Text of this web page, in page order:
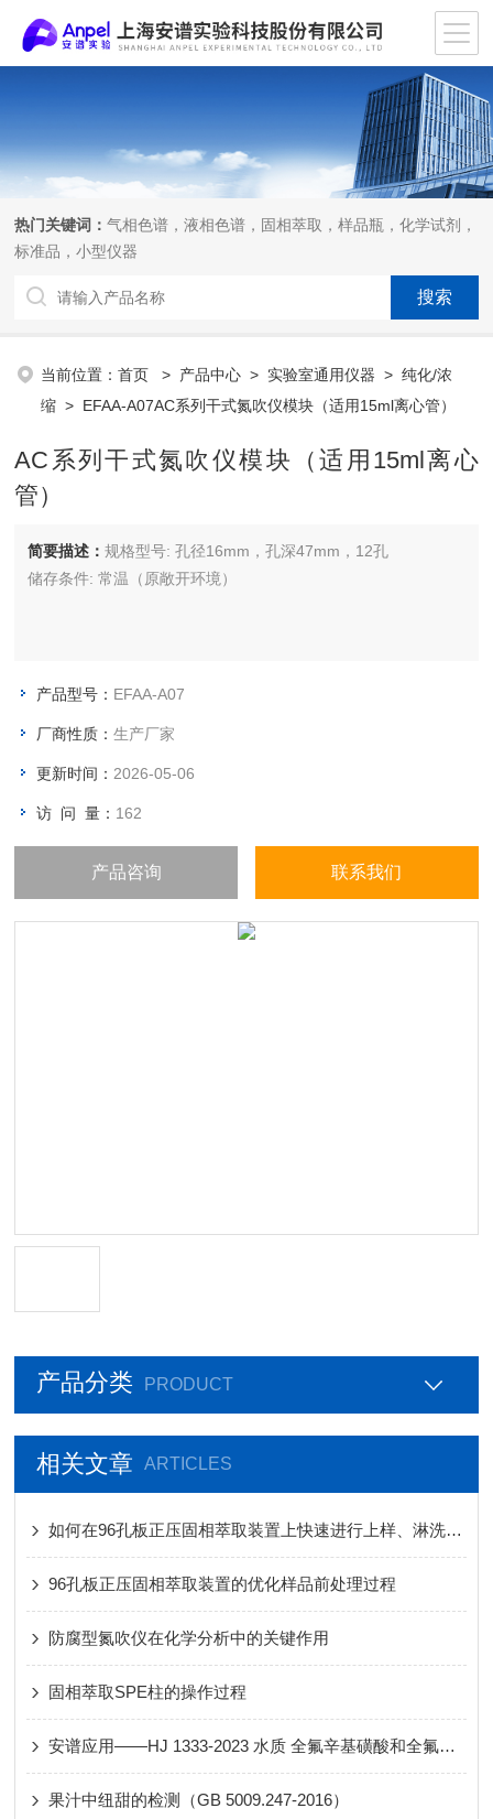
热门关键词：气相色谱，液相色谱，固相萃取，样品瓶，化学试剂，
标准品，小型仪器
当前位置：首页 > 产品中心 > 实验室通用仪器 >纯化/浓
缩 > EFAA-A07AC系列干式氮吹仪模块（适用15ml离心管）
AC系列干式氮吹仪模块（适用15ml离心
管）
简要描述：规格型号: 孔径16mm，孔深47mm，12孔
储存条件: 常温（原敞开环境）
产品型号： EFAA-A07
厂商性质：生产厂家
更新时间： 2026-05-06
访 问 量： 162
产品咨询 联系我们
产品分类 PRODUCT
相关文章 ARTICLES
如何在96孔板正压固相萃取装置上快速进行上样、淋洗、洗脱条件的筛选
96孔板正压固相萃取装置的优化样品前处理过程
防腐型氮吹仪在化学分析中的关键作用
固相萃取SPE柱的操作过程
安谱应用——HJ 1333-2023 水质 全氟辛基磺酸和全氟辛酸及其盐类的测定
果汁中纽甜的检测（GB 5009.247-2016）